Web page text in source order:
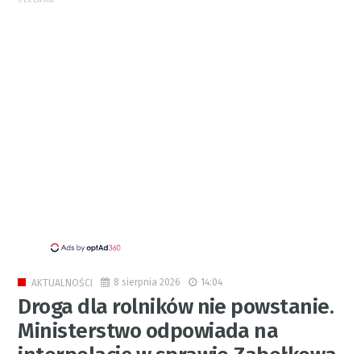
AKTUALNOŚCI 8 sierpnia 2026 14:04
Droga dla rolników nie powstanie.
Ministerstwo odpowiada na